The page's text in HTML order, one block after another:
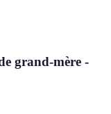
grand-mère -